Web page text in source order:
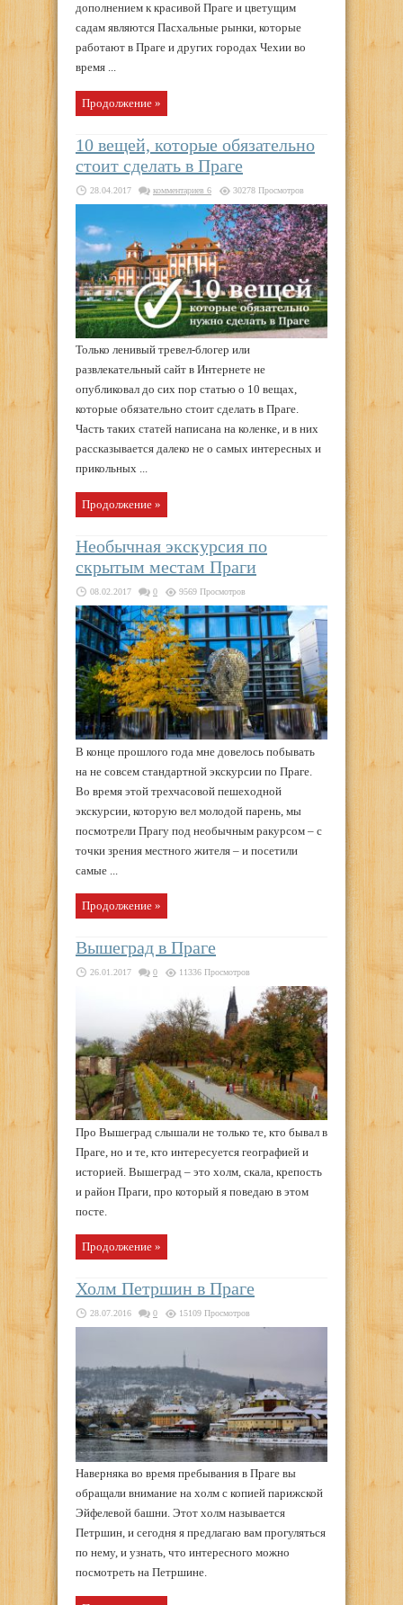
дополнением к красивой Праге и цветущим
садам являются Пасхальные рынки, которые
работают в Праге и других городах Чехии во
время ...
Продолжение »
10 вещей, которые обязательно
стоит сделать в Праге
28.04.2017 комментариев 6 30278 Просмотров
Только ленивый тревел-блогер или
развлекательный сайт в Интернете не
опубликовал до сих пор статью о 10 вещах,
которые обязательно стоит сделать в Праге.
Часть таких статей написана на коленке, и в них
рассказывается далеко не о самых интересных и
прикольных ...
Продолжение »
Необычная экскурсия по
скрытым местам Праги
08.02.2017 0 9569 Просмотров
В конце прошлого года мне довелось побывать
на не совсем стандартной экскурсии по Праге.
Во время этой трехчасовой пешеходной
экскурсии, которую вел молодой парень, мы
посмотрели Прагу под необычным ракурсом – с
точки зрения местного жителя – и посетили
самые ...
Продолжение »
Вышеград в Праге
26.01.2017 0 11336 Просмотров
Про Вышеград слышали не только те, кто бывал в
Праге, но и те, кто интересуется географией и
историей. Вышеград – это холм, скала, крепость
и район Праги, про который я поведаю в этом
посте.
Продолжение »
Холм Петршин в Праге
28.07.2016 0 15109 Просмотров
Наверняка во время пребывания в Праге вы
обращали внимание на холм с копией парижской
Эйфелевой башни. Этот холм называется
Петршин, и сегодня я предлагаю вам прогуляться
по нему, и узнать, что интересного можно
посмотреть на Петршине.